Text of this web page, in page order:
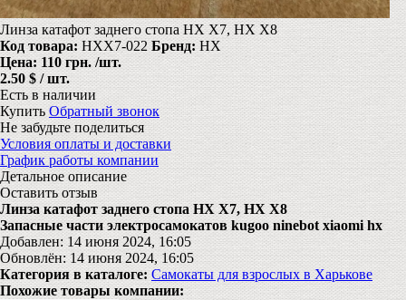
Линза катафот заднего стопа HX X7, HX X8
Код товара: HXX7-022 Бренд:HX
Цена: 110 грн./шт.
2.50 $ / шт.
Есть в наличии
Купить Обратный звонок
Не забудьте поделиться
Условия оплаты и доставки
График работы компании
Детальное описание
Оставить отзыв
Линза катафот заднего стопа HX X7, HX X8
Запасные части электросамокатов kugoo ninebot xiaomi hx
Добавлен: 14 июня 2024, 16:05
Обновлён: 14 июня 2024, 16:05
Категория в каталоге: Самокаты для взрослых в Харькове
Похожие товары компании: